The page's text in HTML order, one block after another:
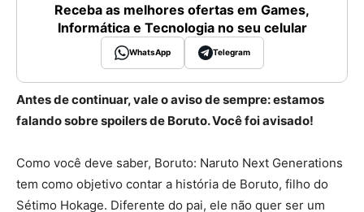
Receba as melhores ofertas em Games,
Informática e Tecnologia no seu celular
WhatsApp Telegram
Antes de continuar, vale o aviso de sempre: estamos
falando sobre spoilers de Boruto. Você foi avisado!
Como você deve saber, Boruto: Naruto Next Generations
tem como objetivo contar a história de Boruto, filho do
Sétimo Hokage. Diferente do pai, ele não quer ser um